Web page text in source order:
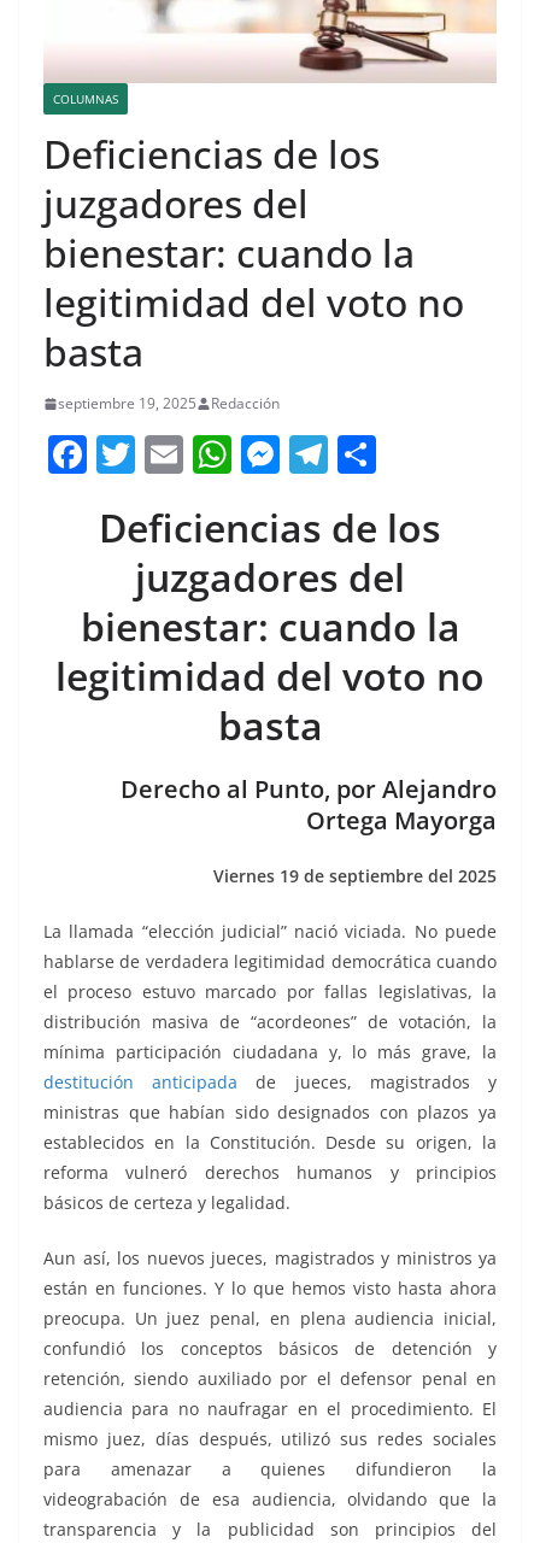
COLUMNAS
Deficiencias de los
juzgadores del
bienestar: cuando la
legitimidad del voto no
basta
septiembre 19, 2025 Redacción
F
c
b
o
o
T
itt
er
E
ai
l
W
at
s
A
p
p
M
ss
e
n
g
er
T
e
gr
a
m
m
p
ar
tir
Deficiencias de los
juzgadores del
bienestar: cuando la
legitimidad del voto no
basta
Derecho al Punto, por Alejandro
Ortega Mayorga
Viernes 19 de septiembre del 2025
La llamada “elección judicial” nació viciada. No puede
hablarse de verdadera legitimidad democrática cuando
el proceso estuvo marcado por fallas legislativas, la
distribución masiva de “acordeones” de votación, la
mínima participación ciudadana y, lo más grave, la
destitución anticipada de jueces, magistrados y
ministras que habían sido designados con plazos ya
establecidos en la Constitución. Desde su origen, la
reforma vulneró derechos humanos y principios
básicos de certeza y legalidad.
Aun así, los nuevos jueces, magistrados y ministros ya
están en funciones. Y lo que hemos visto hasta ahora
preocupa. Un juez penal, en plena audiencia inicial,
confundió los conceptos básicos de detención y
retención, siendo auxiliado por el defensor penal en
audiencia para no naufragar en el procedimiento. El
mismo juez, días después, utilizó sus redes sociales
para amenazar a quienes difundieron la
videograbación de esa audiencia, olvidando que la
transparencia y la publicidad son principios del